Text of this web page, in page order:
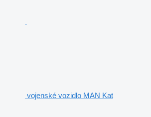
vojenské vozidlo MAN Kat